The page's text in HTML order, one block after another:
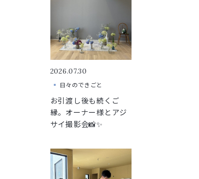
2026.07.30
日々のできごと
お引渡し後も続くご
縁。オーナー様とアジ
サイ撮影会📸✨